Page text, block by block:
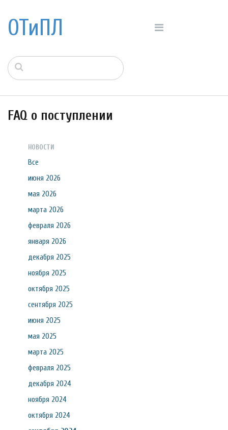
ОТиПЛ
FAQ о поступлении
НОВОСТИ
Все
июня 2026
мая 2026
марта 2026
февраля 2026
января 2026
декабря 2025
ноября 2025
октября 2025
сентября 2025
июня 2025
мая 2025
марта 2025
февраля 2025
декабря 2024
ноября 2024
октября 2024